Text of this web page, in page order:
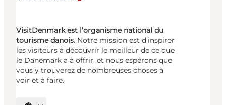
VisitDenmark est l’organisme national du
tourisme danois. Notre mission est d’inspirer
les visiteurs à découvrir le meilleur de ce que
le Danemark a à offrir, et nous espérons que
vous y trouverez de nombreuses choses à
voir et à faire.